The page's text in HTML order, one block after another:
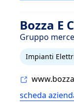
Bozza E
Gruppo
Impianti
scheda